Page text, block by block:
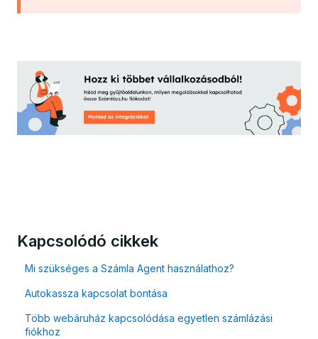
Kapcsolódó cikkek
Mi szükséges a Számla Agent használathoz?
Autokassza kapcsolat bontása
Több webáruház kapcsolódása egyetlen számlázási
fiókhoz